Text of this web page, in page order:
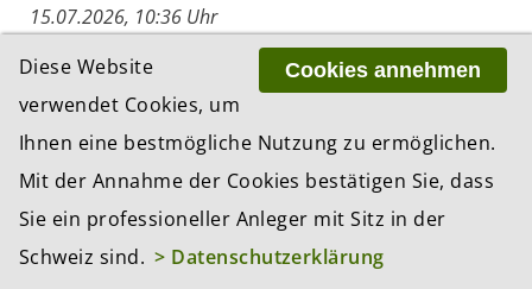
15.07.2026, 10:36 Uhr
Die Vernehmlassung zu der vom Bundesrat
geplanten Verschärfung der Lex Koller zeigt ein
klares Bild: Während die linken und rechten Pol-
Parteien das Ende eines Missstandes sehen,
ZUR THEMEN-ÜBERSICHT «REGULIERUNG»
Cookies annehmen
Diese Website
verwendet Cookies, um
Ihnen eine bestmögliche Nutzung zu ermöglichen.
Mit der Annahme der Cookies bestätigen Sie, dass
Sie ein professioneller Anleger mit Sitz in der
Schweiz sind. > Datenschutzerklärung